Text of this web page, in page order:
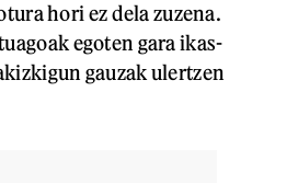
hori ez dela zuzena.
egoten gara ikas-
gauzak ulertzen